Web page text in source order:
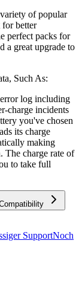
of popular
for better
perfect packs for
a great upgrade to
Such As:
log including
charge incidents
you've chosen
its charge
making
The charge rate of
to take full
SupportNoch